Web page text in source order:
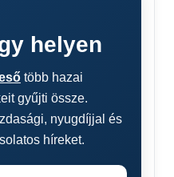
helyen
több hazai
gyűjti össze.
nyugdíjjal és
híreket.